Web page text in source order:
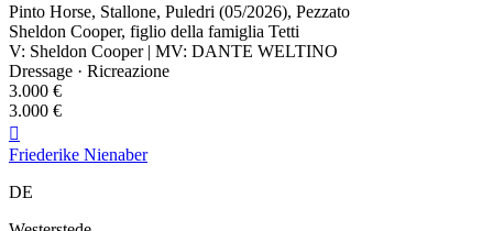
Pinto Horse, Stallone, Puledri (05/2026), Pezzato
Sheldon Cooper, figlio della famiglia Tetti
V: Sheldon Cooper | MV: DANTE WELTINO
Dressage · Ricreazione
3.000 €
3.000 €

Friederike Nienaber
DE